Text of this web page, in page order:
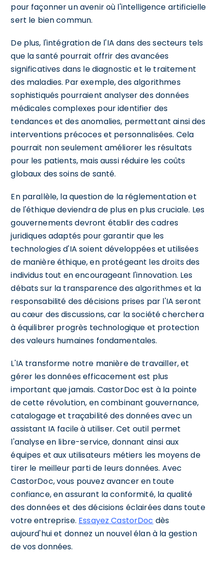
pour façonner un avenir où l'intelligence artificielle
sert le bien commun.
De plus, l'intégration de l'IA dans des secteurs tels
que la santé pourrait offrir des avancées
significatives dans le diagnostic et le traitement
des maladies. Par exemple, des algorithmes
sophistiqués pourraient analyser des données
médicales complexes pour identifier des
tendances et des anomalies, permettant ainsi des
interventions précoces et personnalisées. Cela
pourrait non seulement améliorer les résultats
pour les patients, mais aussi réduire les coûts
globaux des soins de santé.
En parallèle, la question de la réglementation et
de l'éthique deviendra de plus en plus cruciale. Les
gouvernements devront établir des cadres
juridiques adaptés pour garantir que les
technologies d'IA soient développées et utilisées
de manière éthique, en protégeant les droits des
individus tout en encourageant l'innovation. Les
débats sur la transparence des algorithmes et la
responsabilité des décisions prises par l'IA seront
au cœur des discussions, car la société cherchera
à équilibrer progrès technologique et protection
des valeurs humaines fondamentales.
L'IA transforme notre manière de travailler, et
gérer les données efficacement est plus
important que jamais. CastorDoc est à la pointe
de cette révolution, en combinant gouvernance,
catalogage et traçabilité des données avec un
assistant IA facile à utiliser. Cet outil permet
l'analyse en libre-service, donnant ainsi aux
équipes et aux utilisateurs métiers les moyens de
tirer le meilleur parti de leurs données. Avec
CastorDoc, vous pouvez avancer en toute
confiance, en assurant la conformité, la qualité
des données et des décisions éclairées dans toute
votre entreprise. Essayez CastorDoc dès
aujourd'hui et donnez un nouvel élan à la gestion
de vos données.